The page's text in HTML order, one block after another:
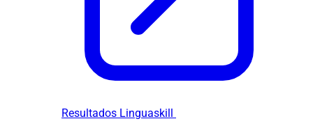
Resultados Linguaskill